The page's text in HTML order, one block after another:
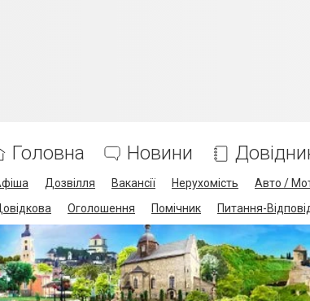
Головна Новини
Дозвілля Вакансії Нерухомість Авто /
Оголошення Помічник Питання-